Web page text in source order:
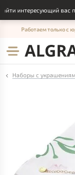
интересующий вас
Работаем только с
Наборы с